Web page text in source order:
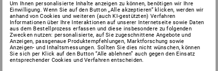
Um Ihnen personalisierte Inhalte anzeigen zu können, benötigen wir Ihre
Einwilligung. Wenn Sie auf den Button „Alle akzeptieren“ klicken, werden wir
anhand von Cookies und weiteren (auch KI-gestützten) Verfahren
Informationen über Ihre Interaktionen auf unserer Internetseite sowie Daten
aus dem Bestellprozess erfassen und diese insbesondere zu folgenden
Zwecken nutzen: personalisierte, auf Sie zugeschnittene Angebote und
Anzeigen, passgenaue Produktempfehlungen, Marktforschung sowie
Anzeigen- und Inhaltsmessungen. Sollten Sie dies nicht wünschen, können
Sie sich per Klick auf den Button “Alle ablehnen” auch gegen den Einsatz
entsprechender Cookies und Verfahren entscheiden.